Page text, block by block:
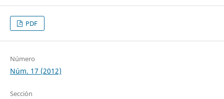
PDF
Número
Núm. 17 (2012)
Sección